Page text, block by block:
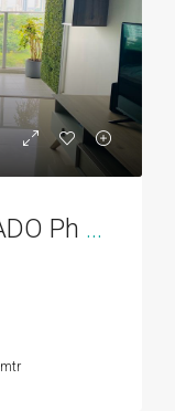
Apartamento AMOBLADO Ph Residencias del Sol acceso directo al Parque Omar
mtr